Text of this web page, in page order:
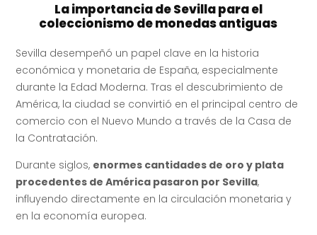
La importancia de Sevilla para el
coleccionismo de monedas antiguas
Sevilla desempeñó un papel clave en la historia
económica y monetaria de España, especialmente
durante la Edad Moderna. Tras el descubrimiento de
América, la ciudad se convirtió en el principal centro de
comercio con el Nuevo Mundo a través de la Casa de
la Contratación.
Durante siglos, enormes cantidades de oro y plata
procedentes de América pasaron por Sevilla,
influyendo directamente en la circulación monetaria y
en la economía europea.